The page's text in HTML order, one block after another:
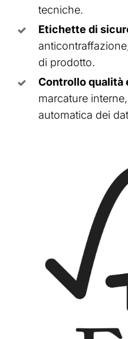
tecniche.
Etichette di
di prodotto.
Controllo qualità
marcature
automatica dei